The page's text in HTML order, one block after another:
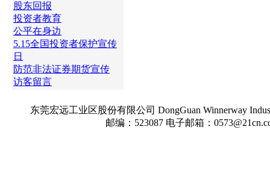
股东回报
投资者教育
公平在身边
5.15全国投资者保护宣传
日
防范非法证券期货宣传
访客留言
东莞宏远工业区股份有限公司 DongGuan Winnerway
邮编：523087 电子邮箱：